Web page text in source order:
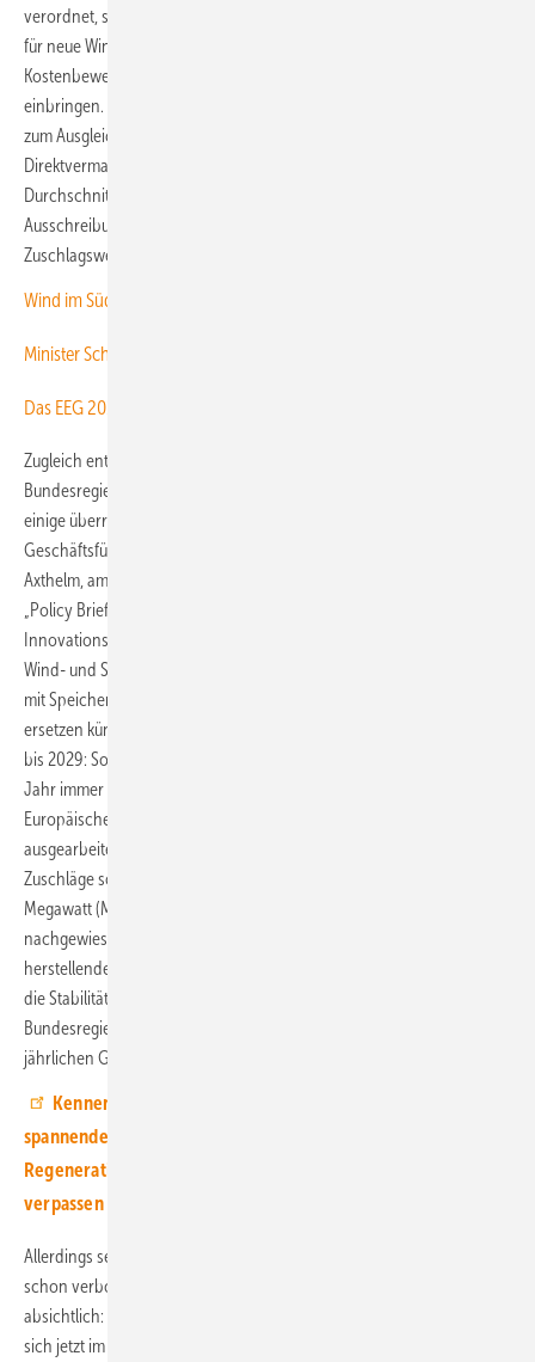
verordnet, sollen in allen EU-Ländern künftig Bieter in den Auktionen
für neue Wind- und Solarparks einen auf realistischen
Kostenbewertungen gestützten Vergütungswert für ihre Elektrizität
einbringen. Bekommen Sie den Zuschlag, werden sie einen Zuschuss
zum Ausgleich der jährlichen Mindereinnahmen aus der
Direktvermarktung am Strommarkt erhalten – so die Handelspreise im
Durchschnitt niedriger waren als der Zuschlagswert der
Ausschreibung. Bei mittleren Handelspreisen oberhalb des
Zuschlagswertes aber müssen sie Überschusseinnahmen abgeben.
Wind im Süden: Projektentwickler fordern bessere Bedingungen
Minister Schneider kündigt Differenzverträge im EEG an
Das EEG 2027 krempelt den Energiemarkt radikal um
Zugleich enthält die wohl noch keineswegs im Kabinett – also in der
Bundesregierung – abgestimmte EEG-2027-Entwurfsvariante auch
einige überraschend klar formulierte Neuheiten. Das verdeutlichte der
Geschäftsführer im Bundesverband Windenergie (BWE), Wolfram
Axthelm, am Freitag beim öffentlichen Online-Politinformations-Treff
„Policy Briefing“ des BWE: Die bisherigen
Innovationsausschreibungen für Projekte aus Kombinationen von
Wind- und Solaranlagen oder einer der beiden Anlagentechnologien
mit Speichern, die eine gleichmäßigere Netzeinspeisung garantieren,
ersetzen künftig möglicherweise Resilienzausschreibungen von 2027
bis 2029: Solche sollen gemäß dem Entwurf in zwei Gebotsrunden im
Jahr immer am 1. April und am 1. Oktober auf Basis der von der
Europäischen Union (EU) im sogenannten Net Zero Industry Act
ausgearbeiteten künftigen qualitativen Gebotskriterien stattfinden.
Zuschläge soll es dann pro Jahr für Windkraftvorhaben mit 3.500
Megawatt (MW) und PV-Vorhaben mit 500 MW geben, die einen
nachgewiesenen positiven Effekt für die Wertschöpfungskette durch
herstellende Unternehmen in Europa haben und am besten auch für
die Stabilität des Stromsystems. Per Verordnung muss die
Bundesregierung noch regeln, welche Zuschlagskriterien in den zwei
jährlichen Gebotsrunden wie und wie stark zu werten sind.
Kennen Sie unseren Youtube-Kanal? Hier finden Sie
spannende Interviews mit Experten aus der
Regenerativbranche. Abonnieren Sie uns einfach, und Sie
verpassen kein Video.
Allerdings sehen Branchenvertreter wie BWE-Chef Axthelm hier
schon verborgene Fallgruben eingebaut, ob versehentlich oder
absichtlich: „Wer am 1. April in die Ausschreibung gehen will, besorgt
sich jetzt im Moment gerade Genehmigungen, kann also in seinem